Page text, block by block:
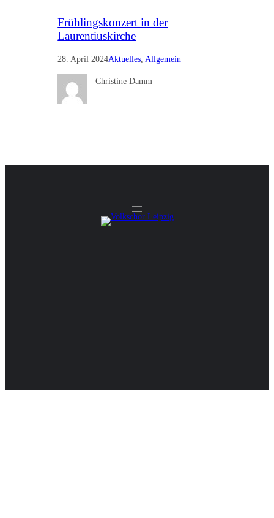
Frühlingskonzert in der
Laurentiuskirche
28. April 2024Aktuelles Allgemein
Christine Damm